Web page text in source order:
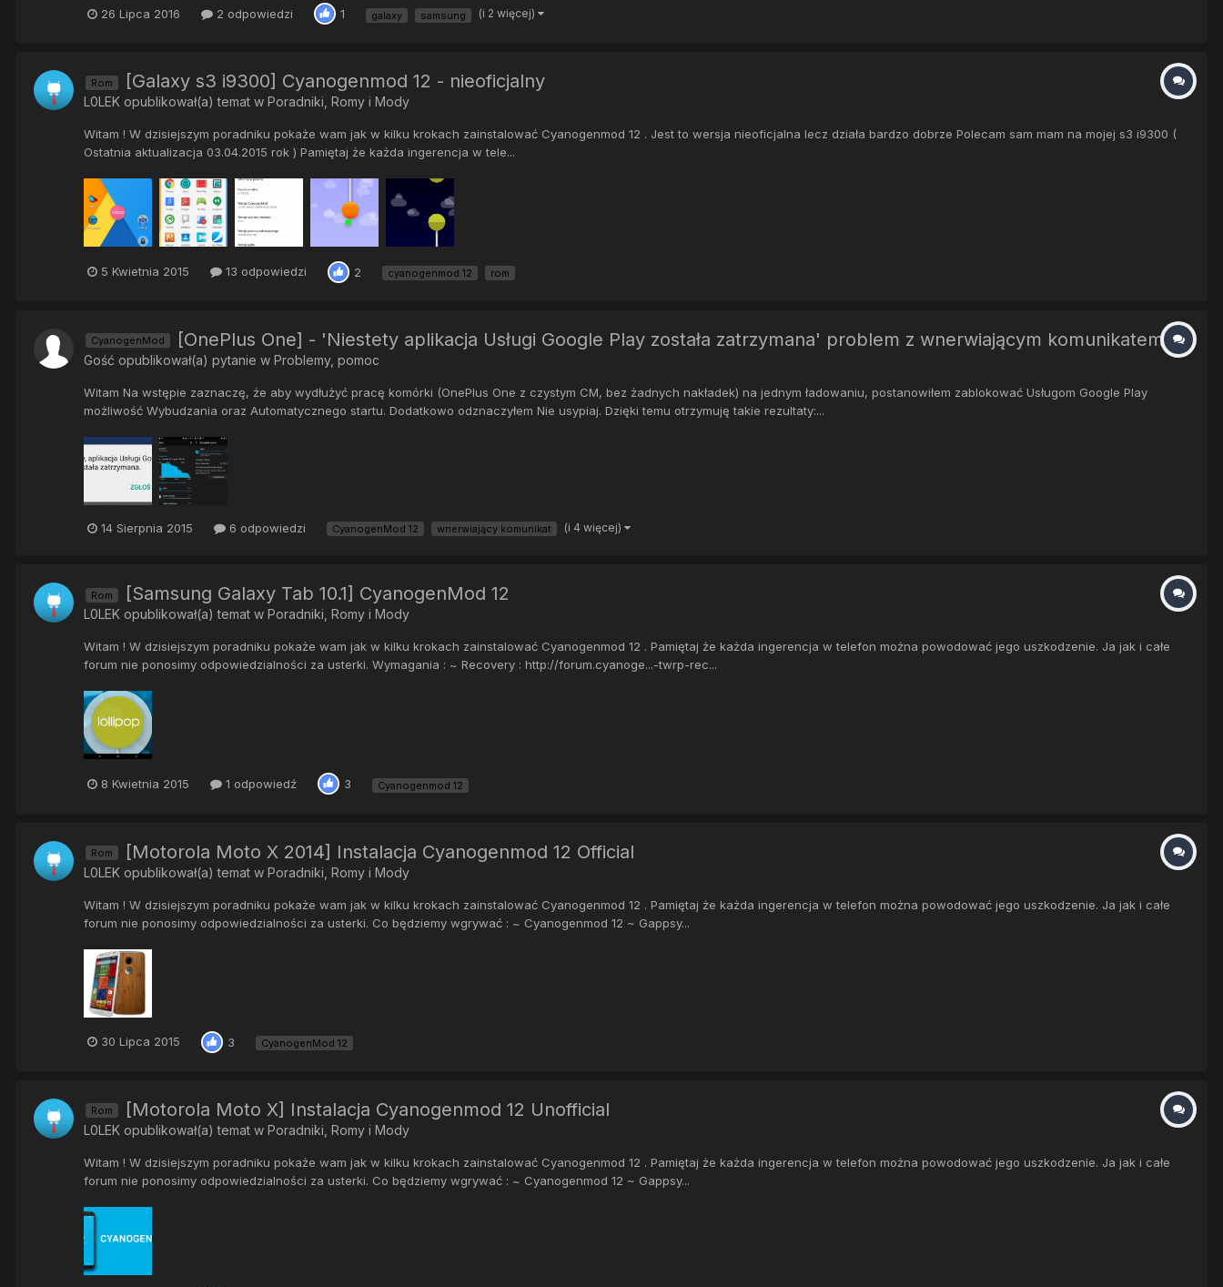
26 Lipca 2016 2 odpowiedzi 1 galaxy samsung (i 2 więcej)
Rom [Galaxy s3 i9300] Cyanogenmod 12 - nieoficjalny
L0LEK opublikował(a) temat w Poradniki, Romy i Mody
Witam ! W dzisiejszym poradniku pokaże wam jak w kilku krokach zainstalować Cyanogenmod 12 . Jest to wersja nieoficjalna lecz działa bardzo dobrze Polecam sam mam na mojej s3 i9300 (
Ostatnia aktualizacja 03.04.2015 rok ) Pamiętaj że każda ingerencja w tele...
5 Kwietnia 2015 13 odpowiedzi 2 cyanogenmod 12 rom
CyanogenMod [OnePlus One] - 'Niestety aplikacja Usługi Google Play została zatrzymana' problem z wnerwiającym komunikatem
Gość opublikował(a) pytanie w Problemy, pomoc
Witam Na wstępie zaznaczę, że aby wydłużyć pracę komórki (OnePlus One z czystym CM, bez żadnych nakładek) na jednym ładowaniu, postanowiłem zablokować Usługom Google Play
możliwość Wybudzania oraz Automatycznego startu. Dodatkowo odznaczyłem Nie usypiaj. Dzięki temu otrzymuję takie rezultaty:...
14 Sierpnia 2015 6 odpowiedzi CyanogenMod 12 wnerwiający komunikat (i 4 więcej)
Rom [Samsung Galaxy Tab 10.1] CyanogenMod 12
L0LEK opublikował(a) temat w Poradniki, Romy i Mody
Witam ! W dzisiejszym poradniku pokaże wam jak w kilku krokach zainstalować Cyanogenmod 12 . Pamiętaj że każda ingerencja w telefon można powodować jego uszkodzenie. Ja jak i całe
forum nie ponosimy odpowiedzialności za usterki. Wymagania : ~ Recovery : http://forum.cyanoge...-twrp-rec...
8 Kwietnia 2015 1 odpowiedź 3 Cyanogenmod 12
Rom [Motorola Moto X 2014] Instalacja Cyanogenmod 12 Official
L0LEK opublikował(a) temat w Poradniki, Romy i Mody
Witam ! W dzisiejszym poradniku pokaże wam jak w kilku krokach zainstalować Cyanogenmod 12 . Pamiętaj że każda ingerencja w telefon można powodować jego uszkodzenie. Ja jak i całe
forum nie ponosimy odpowiedzialności za usterki. Co będziemy wgrywać : ~ Cyanogenmod 12 ~ Gappsy...
30 Lipca 2015 3 CyanogenMod 12
Rom [Motorola Moto X] Instalacja Cyanogenmod 12 Unofficial
L0LEK opublikował(a) temat w Poradniki, Romy i Mody
Witam ! W dzisiejszym poradniku pokaże wam jak w kilku krokach zainstalować Cyanogenmod 12 . Pamiętaj że każda ingerencja w telefon można powodować jego uszkodzenie. Ja jak i całe
forum nie ponosimy odpowiedzialności za usterki. Co będziemy wgrywać : ~ Cyanogenmod 12 ~ Gappsy...